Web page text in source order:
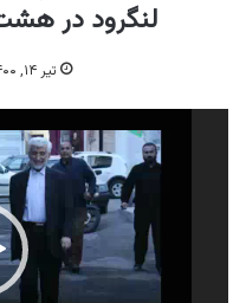
لنگرود در
تیر ۱۴, ۱۴۰۰
نمایشگر